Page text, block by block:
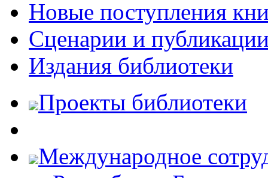
Новые поступления
Сценарии и
Издания библиотеки
Проекты библиотеки
Международное